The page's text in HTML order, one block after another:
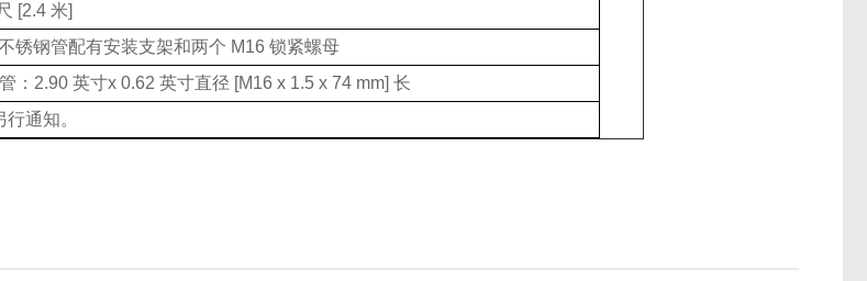
[2.4 米]
锈钢管配有安装支架和两个 M16 锁紧螺母
：2.90 英寸x 0.62 英寸直径 [M16 x 1.5 x 74 mm] 长
通知。